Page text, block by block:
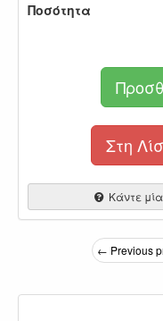
Ποσότητα
Στη
Κάντε μία
← Previous